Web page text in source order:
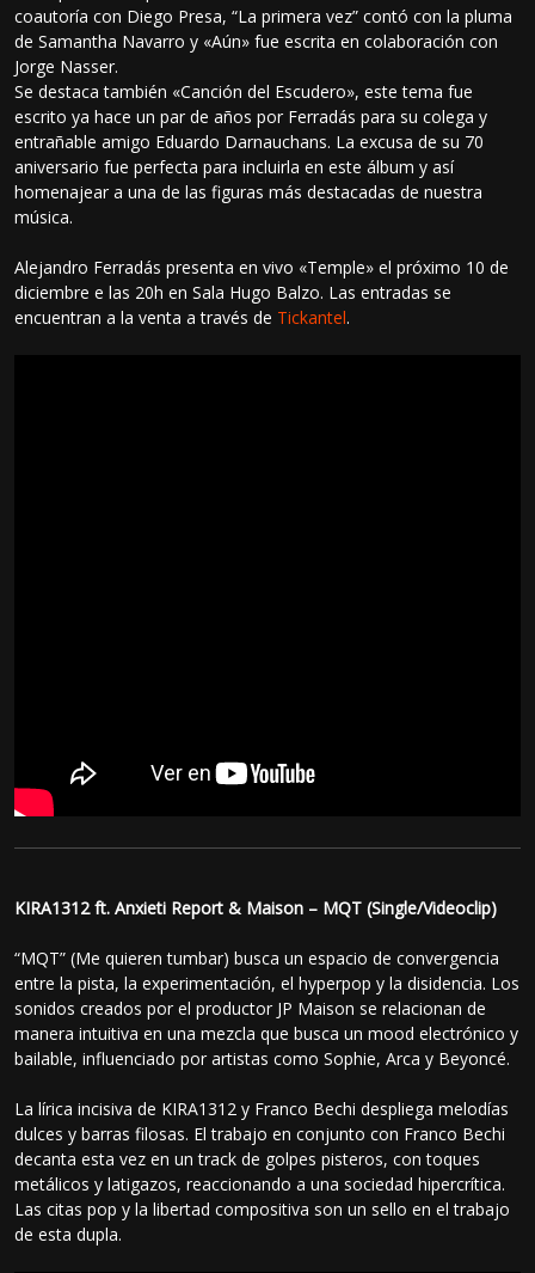
coautoría con Diego Presa, “La primera vez” contó con la pluma
de Samantha Navarro y «Aún» fue escrita en colaboración con
Jorge Nasser.
Se destaca también «Canción del Escudero», este tema fue
escrito ya hace un par de años por Ferradás para su colega y
entrañable amigo Eduardo Darnauchans. La excusa de su 70
aniversario fue perfecta para incluirla en este álbum y así
homenajear a una de las figuras más destacadas de nuestra
música.
Alejandro Ferradás presenta en vivo «Temple» el próximo 10 de
diciembre e las 20h en Sala Hugo Balzo. Las entradas se
encuentran a la venta a través de Tickantel.
KIRA1312 ft. Anxieti Report & Maison – MQT (Single/Videoclip)
“MQT” (Me quieren tumbar) busca un espacio de convergencia
entre la pista, la experimentación, el hyperpop y la disidencia. Los
sonidos creados por el productor JP Maison se relacionan de
manera intuitiva en una mezcla que busca un mood electrónico y
bailable, influenciado por artistas como Sophie, Arca y Beyoncé.
La lírica incisiva de KIRA1312 y Franco Bechi despliega melodías
dulces y barras filosas. El trabajo en conjunto con Franco Bechi
decanta esta vez en un track de golpes pisteros, con toques
metálicos y latigazos, reaccionando a una sociedad hipercrítica.
Las citas pop y la libertad compositiva son un sello en el trabajo
de esta dupla.